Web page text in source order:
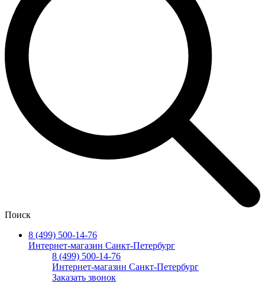
Поиск
8 (499) 500-14-76
Интернет-магазин Санкт-Петербург
8 (499) 500-14-76
Интернет-магазин Санкт-Петербург
Заказать звонок